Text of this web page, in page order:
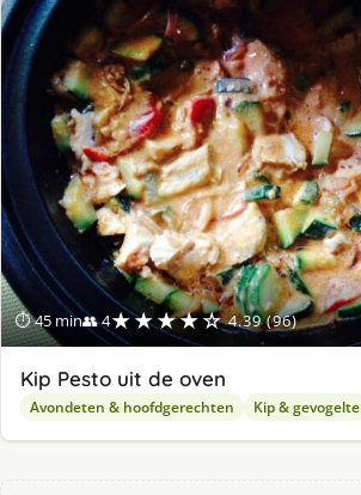
⏱ 45 min👥 4★★★★☆ 4.39 (96)
Kip Pesto uit de oven
Avondeten & hoofdgerechten Kip & gevogelte